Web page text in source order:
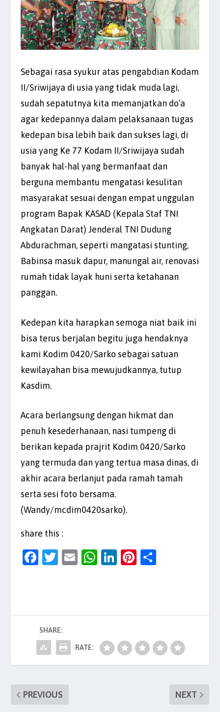
Sebagai rasa syukur atas pengabdian Kodam
II/Sriwijaya di usia yang tidak muda lagi,
sudah sepatutnya kita memanjatkan do’a
agar kedepannya dalam pelaksanaan tugas
kedepan bisa lebih baik dan sukses lagi, di
usia yang Ke 77 Kodam II/Sriwijaya sudah
banyak hal-hal yang bermanfaat dan
berguna membantu mengatasi kesulitan
masyarakat sesuai dengan empat unggulan
program Bapak KASAD (Kepala Staf TNI
Angkatan Darat) Jenderal TNI Dudung
Abdurachman, seperti mangatasi stunting,
Babinsa masuk dapur, manungal air, renovasi
rumah tidak layak huni serta ketahanan
panggan.
Kedepan kita harapkan semoga niat baik ini
bisa terus berjalan begitu juga hendaknya
kami Kodim 0420/Sarko sebagai satuan
kewilayahan bisa mewujudkannya, tutup
Kasdim.
Acara berlangsung dengan hikmat dan
penuh kesederhanaan, nasi tumpeng di
berikan kepada prajrit Kodim 0420/Sarko
yang termuda dan yang tertua masa dinas, di
akhir acara berlanjut pada ramah tamah
serta sesi foto bersama.
(Wandy/mcdim0420sarko).
share this :
F
b
o
o
k
T
E
W
A
p
p
Li
dI
n
Pi
t
SHARE:
RATE:
PREVIOUS NEXT